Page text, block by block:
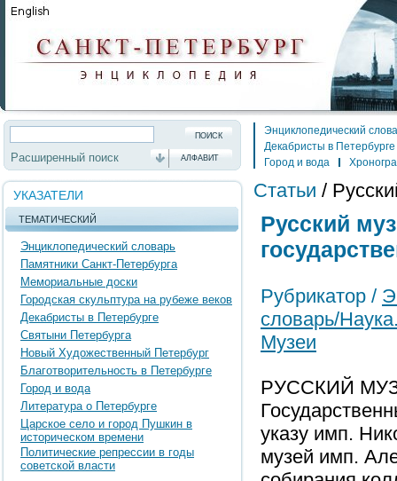
Расширенный поиск АЛФАВИТ
УКАЗАТЕЛИ
ТЕМАТИЧЕСКИЙ
Энциклопедический словарь
Памятники Санкт-Петербурга
Мемориальные доски
Городская скульптура на рубеже веков
Декабристы в Петербурге
Святыни Петербурга
Новый Художественный Петербург
Благотворительность в Петербурге
Город и вода
Литература о Петербурге
Царское село и город Пушкин в
историческом времени
Политические репрессии в годы
советской власти
Энциклопедический
Декабристы в Петербурге
Город и вода
Статьи /
Русский
Рубрикатор /
словарь/
Музеи
РУССКИЙ
указу имп.
музей имп.